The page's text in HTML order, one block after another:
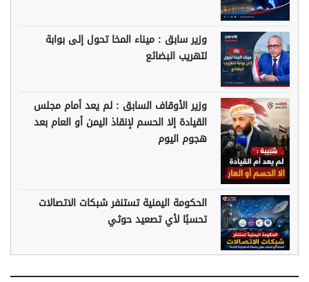
وزير سابق : ميناء المخا تحول إلى بوابة
لتهريب البضائع
وزير الأوقاف السابق : لم يعد أمام مجلس
القيادة إلا الحسم لإنقاذ اليمن أو العام بعد
هجوم اليوم
الحكومة اليمنية تستنفر شبكات الاتصالات
تحسبًا لأي تصعيد حوثي